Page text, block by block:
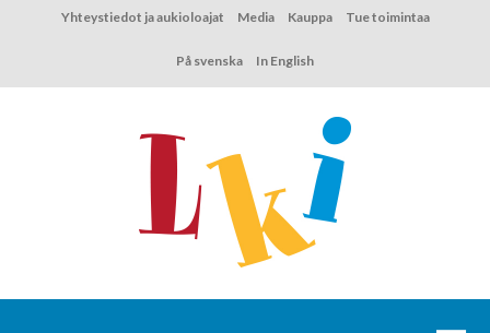
Yhteystiedot ja aukioloajat Media Kauppa Tue toimintaa
På svenska In English